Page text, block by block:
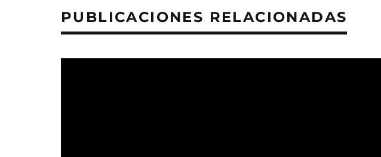
PUBLICACIONES RELACIONADAS